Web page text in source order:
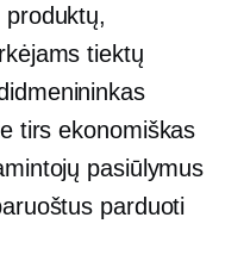
produktų,
tiektų
tirsekonomiškas
pasiūlymus
parduoti